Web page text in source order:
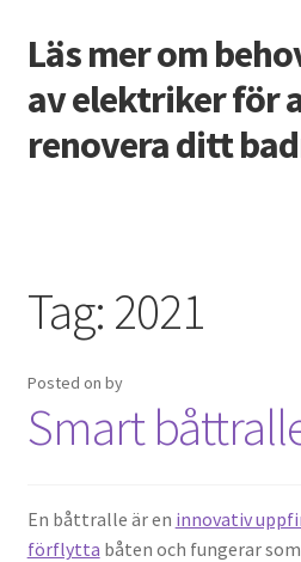
Skip
to
navigation
Skip
to
content
Läs mer om
av elektriker för
renovera ditt
ringa rörmokare
Designa hemsida skapa rätt
Hur mycket måste jag tjäna för
Tag: 2021
Posted on by
Smart
En båttralle är en innovativ
förflytta båten och fungerar